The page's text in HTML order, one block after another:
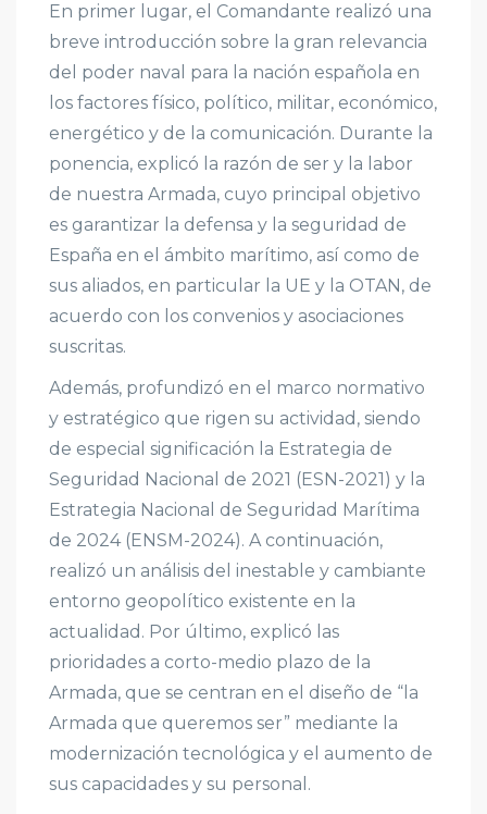
En primer lugar, el Comandante realizó una
breve introducción sobre la gran relevancia
del poder naval para la nación española en
los factores físico, político, militar, económico,
energético y de la comunicación. Durante la
ponencia, explicó la razón de ser y la labor
de nuestra Armada, cuyo principal objetivo
es garantizar la defensa y la seguridad de
España en el ámbito marítimo, así como de
sus aliados, en particular la UE y la OTAN, de
acuerdo con los convenios y asociaciones
suscritas.
Además, profundizó en el marco normativo
y estratégico que rigen su actividad, siendo
de especial significación la Estrategia de
Seguridad Nacional de 2021 (ESN-2021) y la
Estrategia Nacional de Seguridad Marítima
de 2024 (ENSM-2024). A continuación,
realizó un análisis del inestable y cambiante
entorno geopolítico existente en la
actualidad. Por último, explicó las
prioridades a corto-medio plazo de la
Armada, que se centran en el diseño de “la
Armada que queremos ser” mediante la
modernización tecnológica y el aumento de
sus capacidades y su personal.